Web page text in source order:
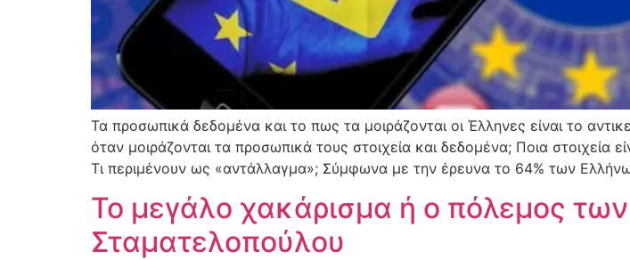
Τα προσωπικά δεδομένα και το πως τα μοιράζονται οι Έλληνες είναι το
όταν μοιράζονται τα προσωπικά τους στοιχεία και δεδομένα; Ποια στοιχεία
Τι περιμένουν ως «αντάλλαγμα»; Σύμφωνα με την έρευνα το 64% των
Το μεγάλο χακάρισμα ή ο πόλεμος
Σταματελοπούλου